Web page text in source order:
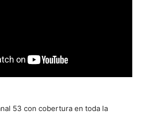
53 con cobertura en toda la